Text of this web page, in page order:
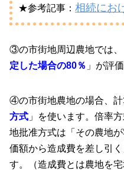
★参考記事： 相続にお
③の市街地周辺農地では、
定した場合の80％ 」が評
④の市街地農地の場合、計
方式 」を使います。倍率
地批准方式は「その農地
価額から造成費を差し引
す。（造成費とは農地を